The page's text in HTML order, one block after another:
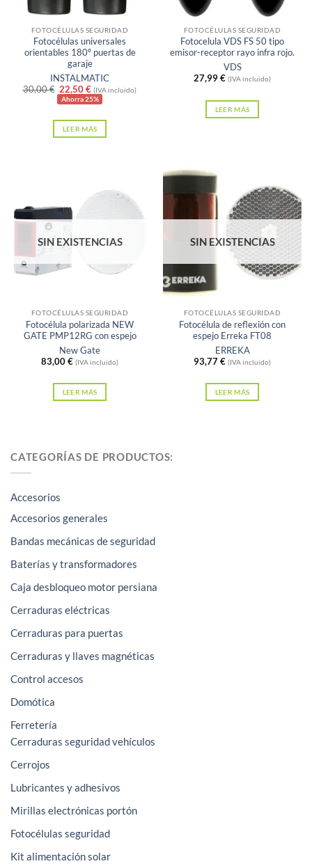
FOTOCÉLULAS SEGURIDAD
Fotocélulas universales
orientables 180º puertas de
garaje
INSTALMATIC
30,00€ El
precio
era:
30,00 €.
22,50€El
precio
es:
22,50 €.
(IVA incluido)
Ahorra 25%
LEER MÁS
FOTOCÉLULAS SEGURIDAD
Fotocelula VDS FS 50 tipo
emisor-receptor rayo infra rojo.
VDS
27,99€ (IVA incluido)
LEER MÁS
SIN EXISTENCIAS
FOTOCÉLULAS SEGURIDAD
Fotocélula polarizada NEW
GATE PMP12RG con espejo
New Gate
83,00€ (IVA incluido)
LEER MÁS
SIN EXISTENCIAS
FOTOCÉLULAS SEGURIDAD
Fotocélula de reflexión con
espejo Erreka FT08
ERREKA
93,77€ (IVA incluido)
LEER MÁS
CATEGORÍAS DE PRODUCTOS:
Accesorios
Accesorios generales
Bandas mecánicas de seguridad
Baterías y transformadores
Caja desbloqueo motor persiana
Cerraduras eléctricas
Cerraduras para puertas
Cerraduras y llaves magnéticas
Control accesos
Domótica
Ferretería
Cerraduras seguridad vehículos
Cerrojos
Lubricantes y adhesivos
Mirillas electrónicas portón
Fotocélulas seguridad
Kit alimentación solar